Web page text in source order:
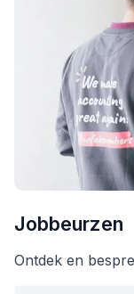
Jobbeurzen
Ontdek en